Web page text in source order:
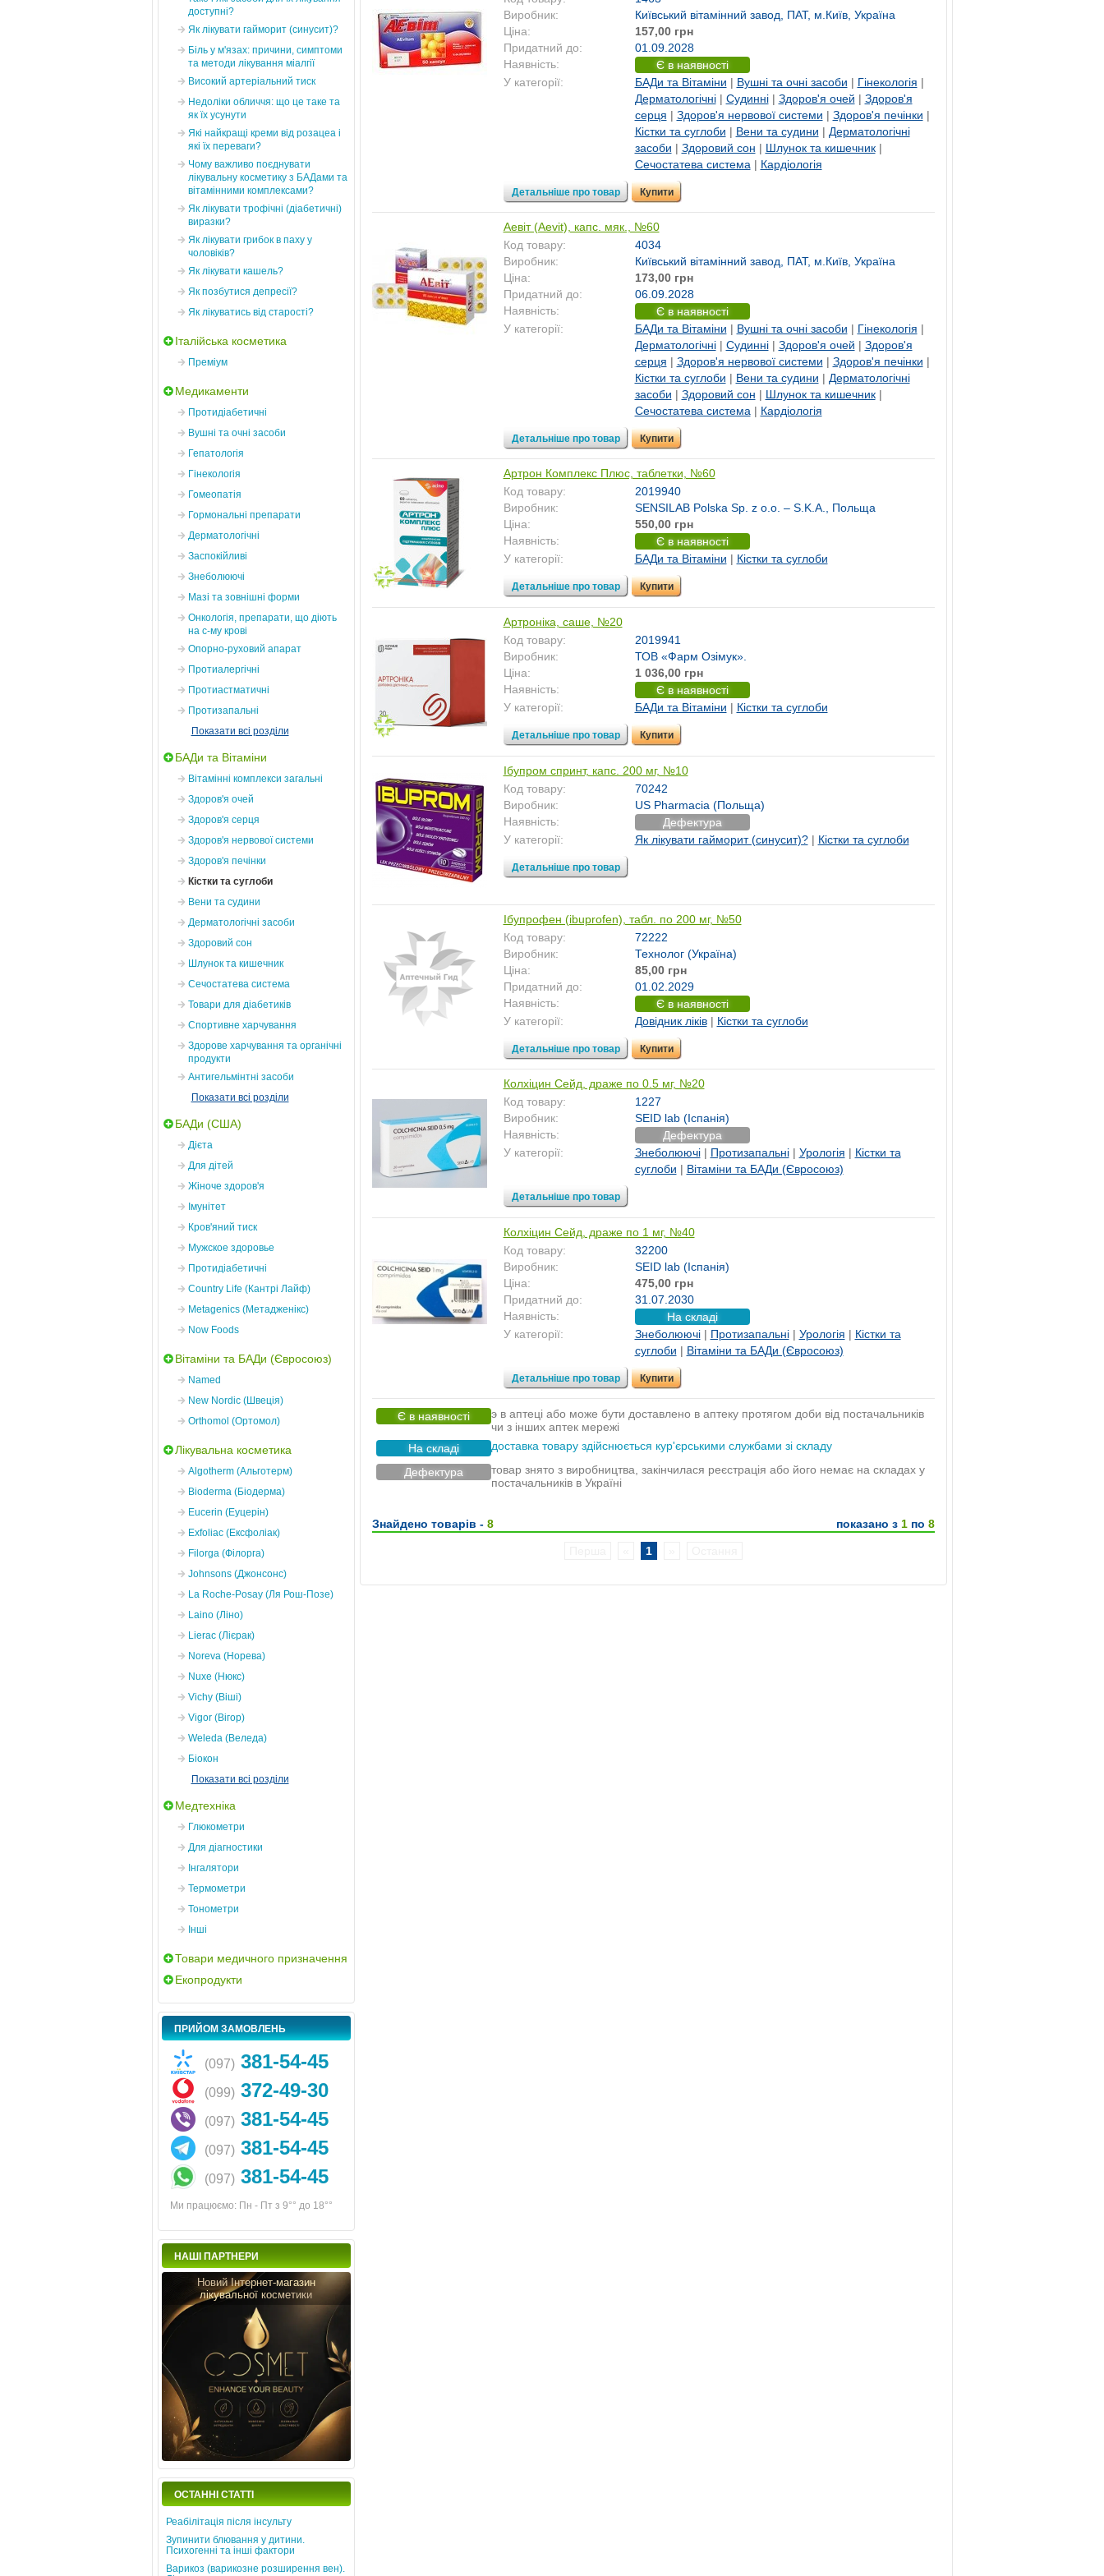
доступні?
Як лікувати гайморит (синусит)?
Біль у м'язах: причини, симптоми
та методи лікування міалгії
Високий артеріальний тиск
Недоліки обличчя: що це таке та
як їх усунути
Які найкращі креми від розацеа і
які їх переваги?
Чому важливо поєднувати
лікувальну косметику з БАДами та
вітамінними комплексами?
Як лікувати трофічні (діабетичні)
виразки?
Як лікувати грибок в паху у
чоловіків?
Як лікувати кашель?
Як позбутися депресії?
Як лікуватись від старості?
Італійська косметика
Преміум
Медикаменти
Протидіабетичні
Вушні та очні засоби
Гепатологія
Гінекологія
Гомеопатія
Гормональні препарати
Дерматологічні
Заспокійливі
Знеболюючі
Мазі та зовнішні форми
Онкологія, препарати, що діють
на с-му крові
Опорно-руховий апарат
Протиалергічні
Протиастматичні
Протизапальні
Показати всі розділи
БАДи та Вітаміни
Вітамінні комплекси загальні
Здоров'я очей
Здоров'я серця
Здоров'я нервової системи
Здоров'я печінки
Кістки та суглоби
Вени та судини
Дерматологічні засоби
Здоровий сон
Шлунок та кишечник
Сечостатева система
Товари для діабетиків
Спортивне харчування
Здорове харчування та органічні
продукти
Антигельмінтні засоби
Показати всі розділи
БАДи (США)
Дієта
Для дітей
Жіноче здоров'я
Імунітет
Кров'яний тиск
Мужское здоровье
Протидіабетичні
Country Life (Кантрі Лайф)
Metagenics (Метадженікс)
Now Foods
Вітаміни та БАДи (Євросоюз)
Named
New Nordic (Швеція)
Orthomol (Ортомол)
Лікувальна косметика
Algotherm (Альготерм)
Bioderma (Біодерма)
Eucerin (Еуцерін)
Exfoliac (Ексфоліак)
Filorga (Філорга)
Johnsons (Джонсонс)
La Roche-Posay (Ля Рош-Позе)
Laino (Ліно)
Lierac (Лієрак)
Noreva (Норева)
Nuxe (Нюкс)
Vichy (Віші)
Vigor (Вігор)
Weleda (Веледа)
Біокон
Показати всі розділи
Медтехніка
Глюкометри
Для діагностики
Інгалятори
Термометри
Тонометри
Інші
Товари медичного призначення
Екопродукти
ПРИЙОМ ЗАМОВЛЕНЬ
(097)381-54-45
(099)372-49-30
(097)381-54-45
(097)381-54-45
(097)381-54-45
Ми працюємо: Пн - Пт з 9°° до 18°°
НАШІ ПАРТНЕРИ
Новий Інтернет-магазин
лікувальної косметики
ОСТАННІ СТАТТІ
Реабілітація після інсульту
Зупинити блювання у дитини.
Психогенні та інші фактори
Варикоз (варикозне розширення вен).
Виробник:
Київський вітамінний завод, ПАТ, м.Київ, Україна
Ціна:
157,00 грн
Придатний до:
01.09.2028
Наявність:
Є в наявності
У категорії:
БАДи та Вітаміни | Вушні та очні засоби | Гінекологія |
Дерматологічні| Судинні| Здоров'я очей | Здоров'я
серця | Здоров'я нервової системи | Здоров'я печінки |
Кістки та суглоби | Вени та судини | Дерматологічні
засоби | Здоровий сон | Шлунок та кишечник|
Сечостатева система | Кардіологія
Детальніше про товар Купити
Аевіт (Aevit), капс. мяк., №60
Код товару:
4034
Виробник:
Київський вітамінний завод, ПАТ, м.Київ, Україна
Ціна:
173,00 грн
Придатний до:
06.09.2028
Наявність:
Є в наявності
У категорії:
БАДи та Вітаміни | Вушні та очні засоби | Гінекологія |
Дерматологічні| Судинні| Здоров'я очей | Здоров'я
серця | Здоров'я нервової системи | Здоров'я печінки |
Кістки та суглоби | Вени та судини | Дерматологічні
засоби | Здоровий сон | Шлунок та кишечник|
Сечостатева система | Кардіологія
Детальніше про товар Купити
Артрон Комплекс Плюс, таблетки, №60
Код товару:
2019940
Виробник:
SENSILAB Polska Sp. z o.o. – S.K.A., Польща
Ціна:
550,00 грн
Наявність:
Є в наявності
У категорії:
БАДи та Вітаміни | Кістки та суглоби
Детальніше про товар Купити
Артроніка, саше, №20
Код товару:
2019941
Виробник:
ТОВ «Фарм Озімук».
Ціна:
1 036,00 грн
Наявність:
Є в наявності
У категорії:
БАДи та Вітаміни | Кістки та суглоби
Детальніше про товар Купити
Ібупром спринт, капс. 200 мг, №10
Код товару:
70242
Виробник:
US Pharmacia (Польща)
Наявність:
Дефектура
У категорії:
Як лікувати гайморит (синусит)?| Кістки та суглоби
Детальніше про товар
Ібупрофен (ibuprofen), табл. по 200 мг, №50
Код товару:
72222
Виробник:
Технолог (Україна)
Ціна:
85,00 грн
Придатний до:
01.02.2029
Наявність:
Є в наявності
У категорії:
Довідник ліків| Кістки та суглоби
Детальніше про товар Купити
Колхіцин Сейд, драже по 0.5 мг, №20
Код товару:
1227
Виробник:
SEID lab (Іспанія)
Наявність:
Дефектура
У категорії:
Знеболюючі| Протизапальні| Урологія | Кістки та
суглоби | Вітаміни та БАДи (Євросоюз)
Детальніше про товар
Колхіцин Сейд, драже по 1 мг, №40
Код товару:
32200
Виробник:
SEID lab (Іспанія)
Ціна:
475,00 грн
Придатний до:
31.07.2030
Наявність:
На складі
У категорії:
Знеболюючі| Протизапальні| Урологія | Кістки та
суглоби | Вітаміни та БАДи (Євросоюз)
Детальніше про товар Купити
Є в наявності
э в аптеці або може бути доставлено в аптеку протягом доби від постачальників
чи з інших аптек мережі
На складі
доставка товару здійснюється кур'єрськими службами зі складу
Дефектура
товар знято з виробництва, закінчилася реєстрація або його немає на складах у
постачальників в Україні
Знайдено товарів - 8 показано з 1по 8
1